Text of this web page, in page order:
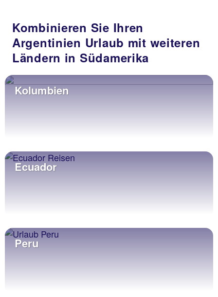
Kombinieren Sie Ihren
Argentinien Urlaub mit weiteren
Ländern in Südamerika
Kolumbien
Ecuador
Peru